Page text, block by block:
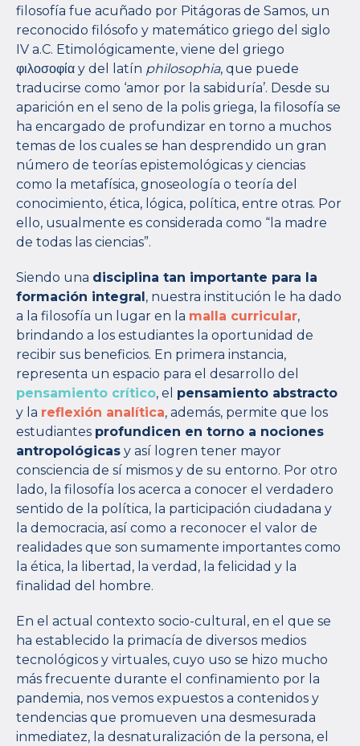
filosofía fue acuñado por Pitágoras de Samos, un
reconocido filósofo y matemático griego del siglo
IV a.C. Etimológicamente, viene del griego
φιλοσοφία y del latín philosophia, que puede
traducirse como ‘amor por la sabiduría’. Desde su
aparición en el seno de la polis griega, la filosofía se
ha encargado de profundizar en torno a muchos
temas de los cuales se han desprendido un gran
número de teorías epistemológicas y ciencias
como la metafísica, gnoseología o teoría del
conocimiento, ética, lógica, política, entre otras. Por
ello, usualmente es considerada como “la madre
de todas las ciencias”.
Siendo una disciplina tan importante para la
formación integral, nuestra institución le ha dado
a la filosofía un lugar en la malla curricular,
brindando a los estudiantes la oportunidad de
recibir sus beneficios. En primera instancia,
representa un espacio para el desarrollo del
pensamiento crítico, el pensamiento abstracto
y la reflexión analítica, además, permite que los
estudiantes profundicen en torno a nociones
antropológicasy así logren tener mayor
consciencia de sí mismos y de su entorno. Por otro
lado, la filosofía los acerca a conocer el verdadero
sentido de la política, la participación ciudadana y
la democracia, así como a reconocer el valor de
realidades que son sumamente importantes como
la ética, la libertad, la verdad, la felicidad y la
finalidad del hombre.
En el actual contexto socio-cultural, en el que se
ha establecido la primacía de diversos medios
tecnológicos y virtuales, cuyo uso se hizo mucho
más frecuente durante el confinamiento por la
pandemia, nos vemos expuestos a contenidos y
tendencias que promueven una desmesurada
inmediatez, la desnaturalización de la persona, el